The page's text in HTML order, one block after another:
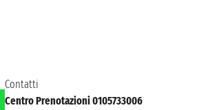
Contatti
Centro Prenotazioni 0105733006